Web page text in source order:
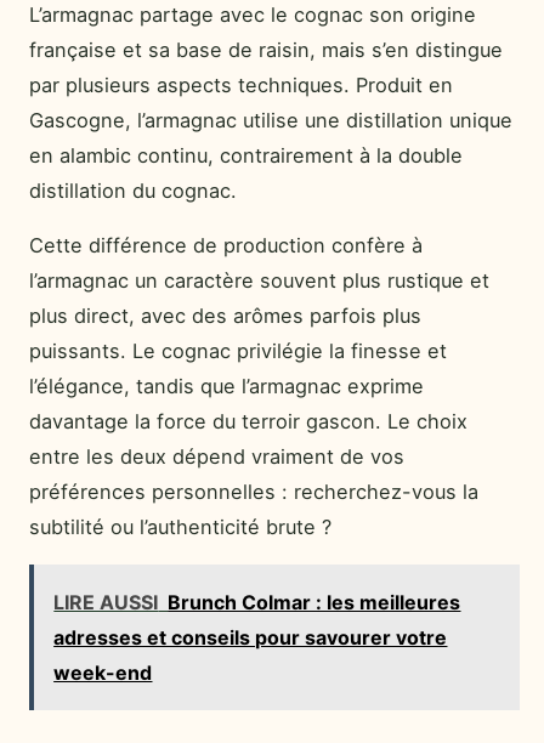
L’armagnac partage avec le cognac son origine
française et sa base de raisin, mais s’en distingue
par plusieurs aspects techniques. Produit en
Gascogne, l’armagnac utilise une distillation unique
en alambic continu, contrairement à la double
distillation du cognac.
Cette différence de production confère à
l’armagnac un caractère souvent plus rustique et
plus direct, avec des arômes parfois plus
puissants. Le cognac privilégie la finesse et
l’élégance, tandis que l’armagnac exprime
davantage la force du terroir gascon. Le choix
entre les deux dépend vraiment de vos
préférences personnelles : recherchez-vous la
subtilité ou l’authenticité brute ?
LIRE AUSSI Brunch Colmar : les meilleures
adresses et conseils pour savourer votre
week-end